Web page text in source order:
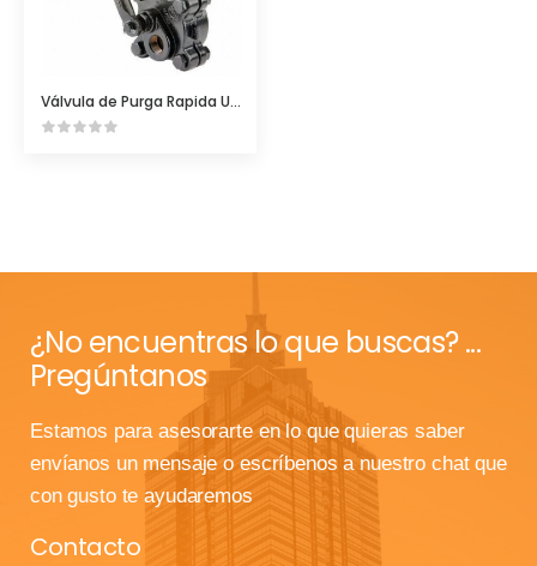
Válvula de Purga Rapida United Brass 425
¿No encuentras lo que buscas? ...
Pregúntanos
Estamos para asesorarte en lo que quieras saber
envíanos un mensaje o escríbenos a nuestro chat que
con gusto te ayudaremos
Contacto